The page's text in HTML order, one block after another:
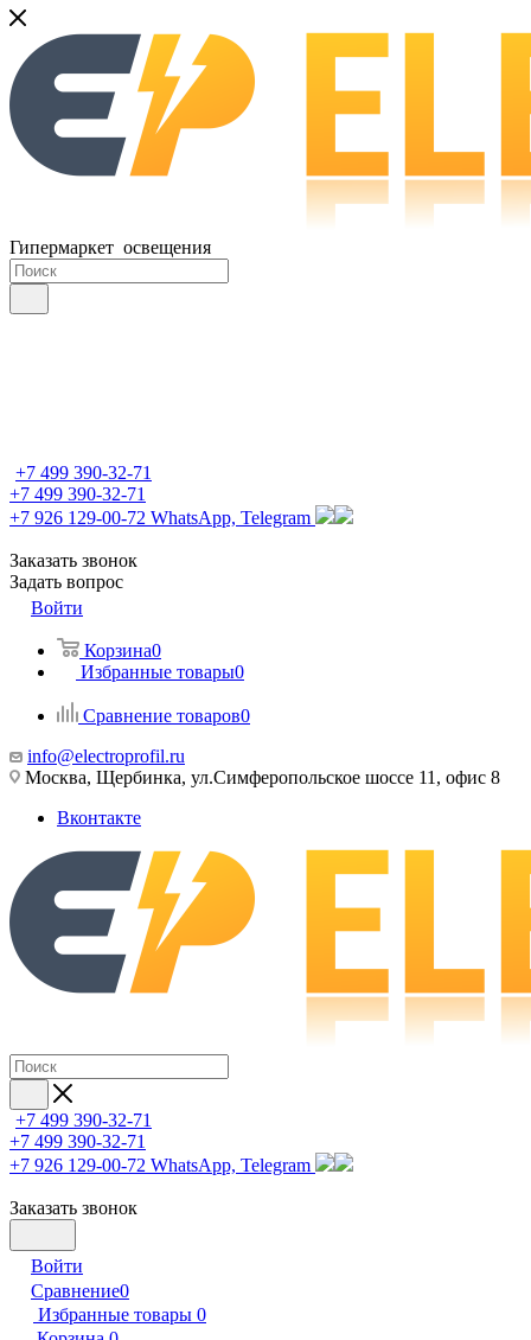
Гипермаркет освещения
+7 499 390-32-71
+7 499 390-32-71
+7 926 129-00-72 WhatsApp, Telegram
Заказать звонок
Задать вопрос
Войти
Корзина0
Избранные товары0
Сравнение товаров0
info@electroprofil.ru
Москва, Щербинка, ул.Симферопольское шоссе 11, офис 8
Вконтакте
+7 499 390-32-71
+7 499 390-32-71
+7 926 129-00-72 WhatsApp, Telegram
Заказать звонок
Войти
Сравнение0
Избранные товары 0